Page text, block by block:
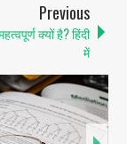
Previous
क्यों है? हिंदी
में